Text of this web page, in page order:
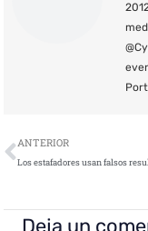
Ant
ANTERIOR
Deja un